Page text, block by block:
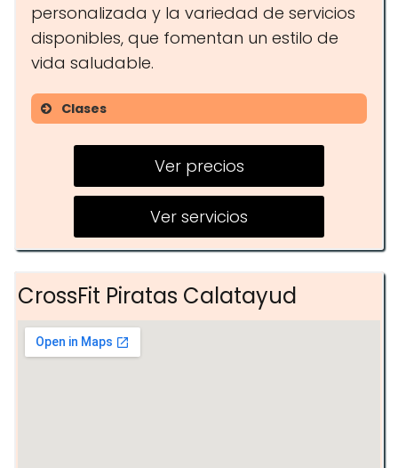
personalizada y la variedad de servicios
disponibles, que fomentan un estilo de
vida saludable.
Clases
Spinning
Entrenamiento funcional
Ver precios
Ver servicios
CrossFit Piratas Calatayud